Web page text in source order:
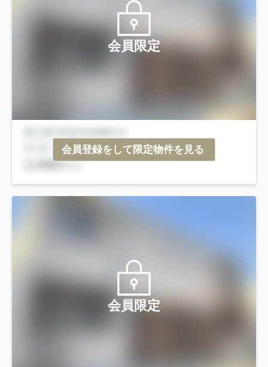
会員限定
会員登録をして限定物件を見る
会員限定